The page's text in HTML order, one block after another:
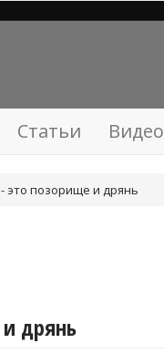
Статьи Видео
это позорище и дрянь
дрянь